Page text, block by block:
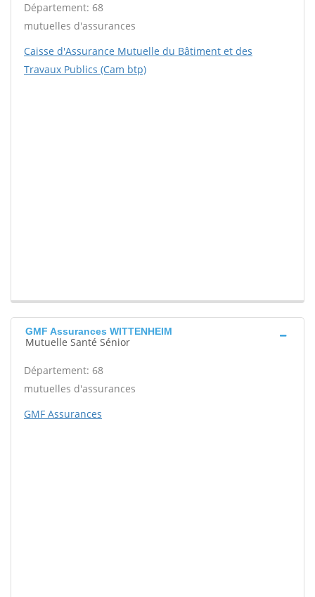
Département: 68
mutuelles d'assurances
Caisse d'Assurance Mutuelle du Bâtiment et des
Travaux Publics (Cam btp)
GMF Assurances WITTENHEIM
Mutuelle Santé Sénior
Département: 68
mutuelles d'assurances
GMF Assurances